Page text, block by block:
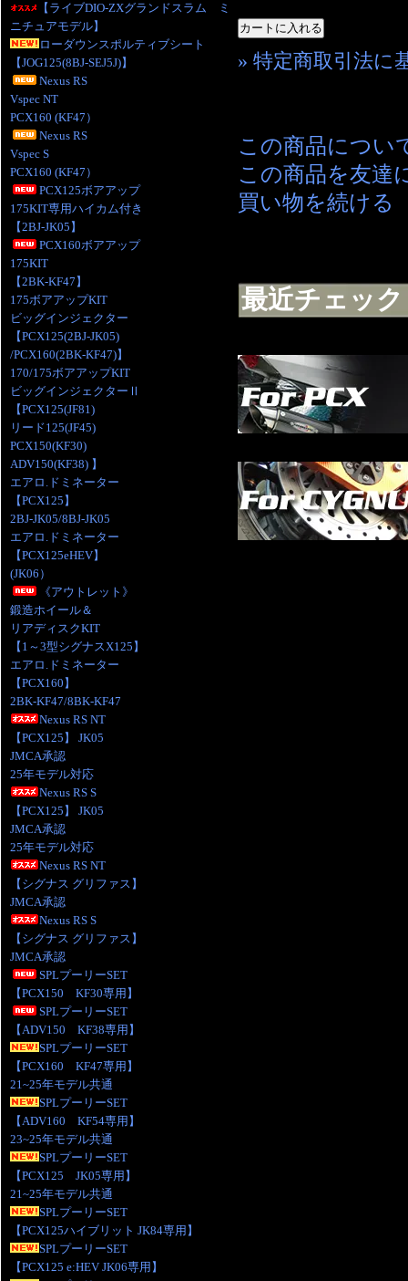
【ライブDIO-ZXグランドスラム ミ
ニチュアモデル】
ローダウンスポルティブシート
【JOG125(8BJ-SEJ5J)】
Nexus RS
Vspec NT
PCX160 (KF47）
Nexus RS
Vspec S
PCX160 (KF47）
PCX125ボアアップ
175KIT専用ハイカム付き
【2BJ-JK05】
PCX160ボアアップ
175KIT
【2BK-KF47】
175ボアアップKIT
ビッグインジェクター
【PCX125(2BJ-JK05)
/PCX160(2BK-KF47)】
170/175ボアアップKIT
ビッグインジェクターⅡ
【PCX125(JF81)
リード125(JF45)
PCX150(KF30)
ADV150(KF38) 】
エアロ.ドミネーター
【PCX125】
2BJ-JK05/8BJ-JK05
エアロ.ドミネーター
【PCX125eHEV】
(JK06）
《アウトレット》
鍛造ホイール＆
リアディスクKIT
【1～3型シグナスX125】
エアロ.ドミネーター
【PCX160】
2BK-KF47/8BK-KF47
Nexus RS NT
【PCX125】 JK05
JMCA承認
25年モデル対応
Nexus RS S
【PCX125】 JK05
JMCA承認
25年モデル対応
Nexus RS NT
【シグナス グリファス】
JMCA承認
Nexus RS S
【シグナス グリファス】
JMCA承認
SPLプーリーSET
【PCX150 KF30専用】
SPLプーリーSET
【ADV150 KF38専用】
SPLプーリーSET
【PCX160 KF47専用】
21~25年モデル共通
SPLプーリーSET
【ADV160 KF54専用】
23~25年モデル共通
SPLプーリーSET
【PCX125 JK05専用】
21~25年モデル共通
SPLプーリーSET
【PCX125ハイブリット JK84専用】
SPLプーリーSET
【PCX125 e:HEV JK06専用】
» 特定商取引法に
この商品につい
この商品を友達
買い物を続ける
最近チェッ